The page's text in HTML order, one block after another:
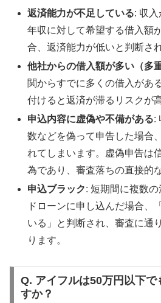
返済能力が不足している: 収入
年収に対して希望する借入額
合、返済能力が低いと判断さ
他社からの借入額が多い（多
関からすでに多くの借入があ
付けると返済が滞るリスクが
申込内容に虚偽や不備がある:
数などを偽って申告した場合
れてしまいます。虚偽申告は
為であり、審査落ちの直接的
申込ブラック: 短期間に複数
ドローンに申し込んだ場合、
いる」と判断され、審査に通
ります。
Q. アイフルは50万円以下で
すか？